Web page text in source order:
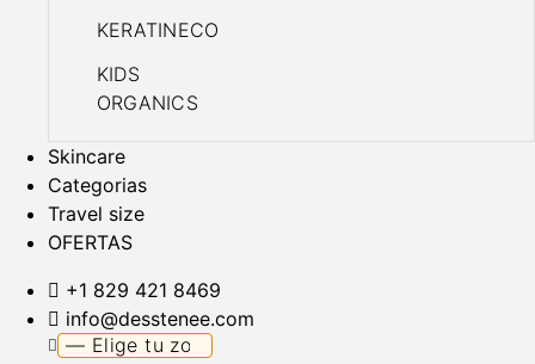
KERATINECO
KIDS
ORGANICS
Skincare
Categorias
Travel size
OFERTAS
+1 829 421 8469
info@desstenee.com